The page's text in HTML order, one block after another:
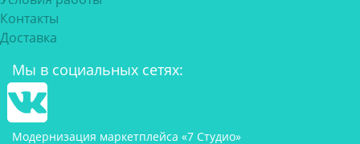
Контакты
Доставка
Мы в социальных сетях:
Модернизация маркетплейса «7 Студио»